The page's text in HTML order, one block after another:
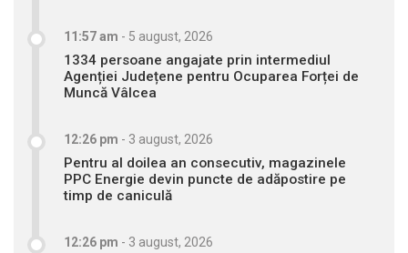
11:57 am - 5 august, 2026
1334 persoane angajate prin intermediul
Agenției Județene pentru Ocuparea Forței de
Muncă Vâlcea
12:26 pm - 3 august, 2026
Pentru al doilea an consecutiv, magazinele
PPC Energie devin puncte de adăpostire pe
timp de caniculă
12:26 pm - 3 august, 2026